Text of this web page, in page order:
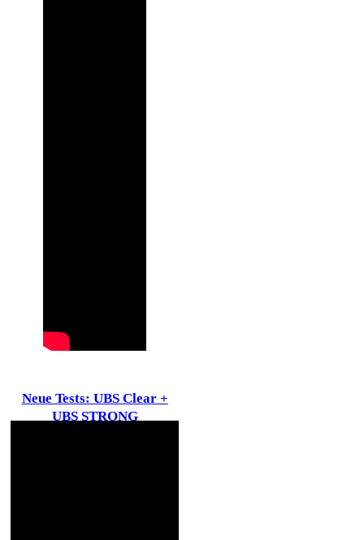
Neue Tests: UBS Clear +
UBS STRONG